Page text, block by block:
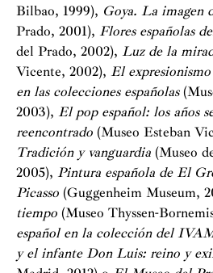
Bilbao, 1999), Goya. La imagen
Prado, 2001), Flores españolas
del Prado, 2002), Luz de la
Vicente, 2002), El
en las colecciones españolas
2003), El pop español: los años
reencontrado (Museo Esteban
Tradición y vanguardia (Museo
2005), Pintura española de El
Picasso (Guggenheim Museum,
tiempo (Museo Thyssen-
español en la colección del
y el infante Don Luis: reino y